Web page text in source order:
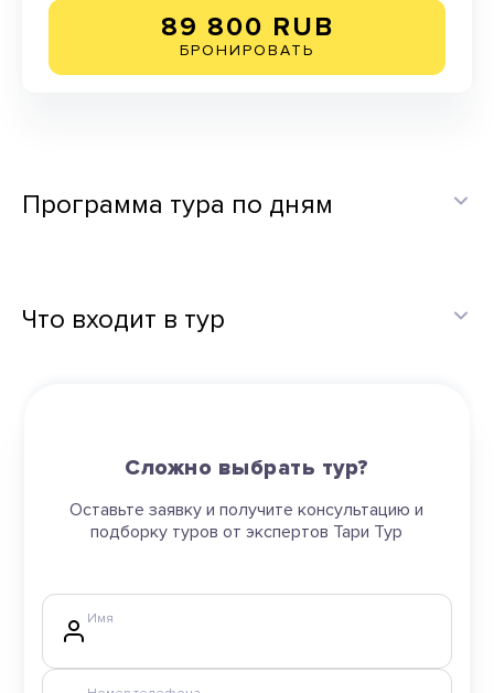
89 800 RUB
БРОНИРОВАТЬ
Программа тура по дням
Что входит в тур
Сложно выбрать тур?
Оставьте заявку и получите консультацию и
подборку туров от экспертов Тари Тур
Имя